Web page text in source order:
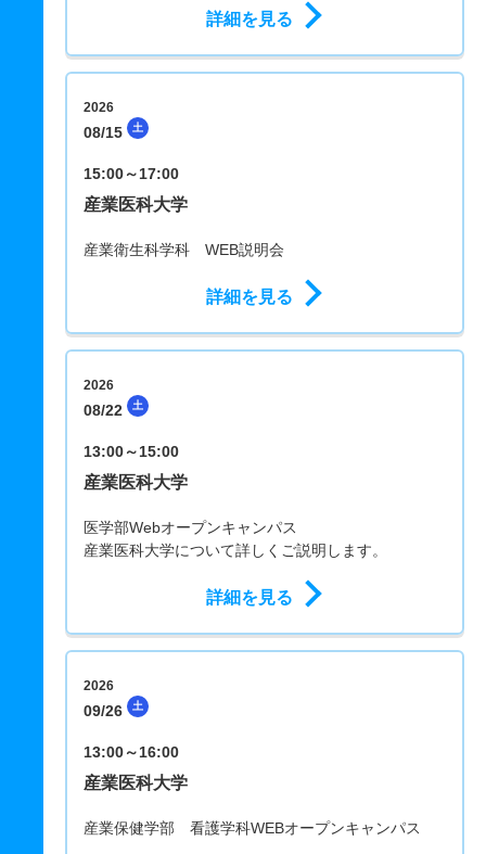
詳細を見る
2026
08/15 土
15:00～17:00
産業医科大学
産業衛生科学科 WEB説明会
詳細を見る
2026
08/22 土
13:00～15:00
産業医科大学
医学部Webオープンキャンパス
産業医科大学について詳しくご説明します。
詳細を見る
2026
09/26 土
13:00～16:00
産業医科大学
産業保健学部 看護学科WEBオープンキャンパス